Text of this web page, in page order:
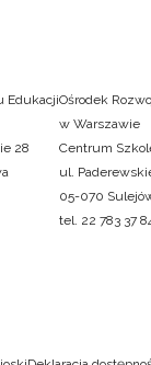
Edukacji
28
Ośrodek
w Warszawie
Centrum
ul.
05-070
tel. 22 783 37